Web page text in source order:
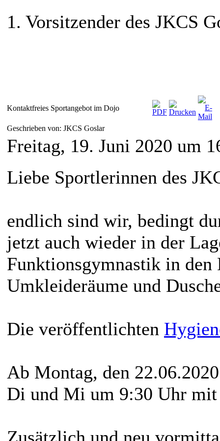
1. Vorsitzender des JKCS
Kontaktfreies Sportangebot im Dojo
Geschrieben von: JKCS Goslar
Freitag, 19. Juni 2020 um
Liebe Sportlerinnen des
endlich sind wir, bedingt
jetzt auch wieder in der
Funktionsgymnastik in den
Umkleideräume und
Die veröffentlichten
Ab Montag, den
Di und Mi um 9:30 Uhr mit